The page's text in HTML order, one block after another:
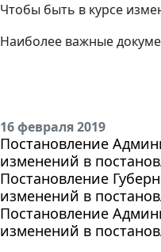
Чтобы быть в курсе
Наиболее важные
16 февраля 2019
Постановление
изменений в
Постановление
изменений в
Постановление
изменений в